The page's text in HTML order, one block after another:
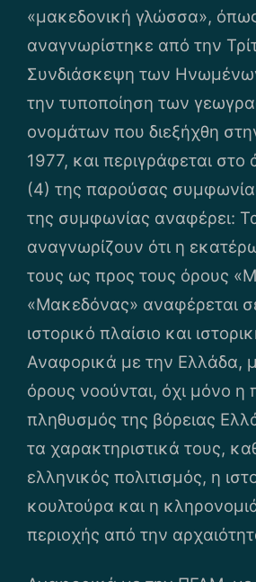
«μακεδονική γλώσσα»,
αναγνωρίστηκε από την
Συνδιάσκεψη των
την τυποποίηση των
ονομάτων που διεξήχθη
1977, και περιγράφεται στο
(4) της παρούσας
της συμφωνίας αναφέρει:
αναγνωρίζουν ότι η
τους ως προς τους όρους
«Μακεδόνας» αναφέρεται
ιστορικό πλαίσιο και
Αναφορικά με την Ελλάδα,
όρους νοούνται, όχι μόνο η
πληθυσμός της βόρειας
τα χαρακτηριστικά τους,
ελληνικός πολιτισμός, η
κουλτούρα και η
περιοχής από την